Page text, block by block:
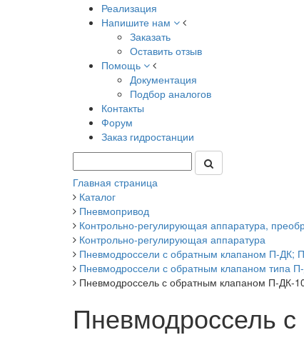
Реализация
Напишите нам
Заказать
Оставить отзыв
Помощь
Документация
Подбор аналогов
Контакты
Форум
Заказ гидростанции
Главная страница
Каталог
Пневмопривод
Контрольно-регулирующая аппаратура,
Контрольно-регулирующая аппаратура
Пневмодроссели с обратным клапаном П-
Пневмодроссели с обратным клапаном типа
Пневмодроссель с обратным клапаном П-ДК-
Пневмодроссель